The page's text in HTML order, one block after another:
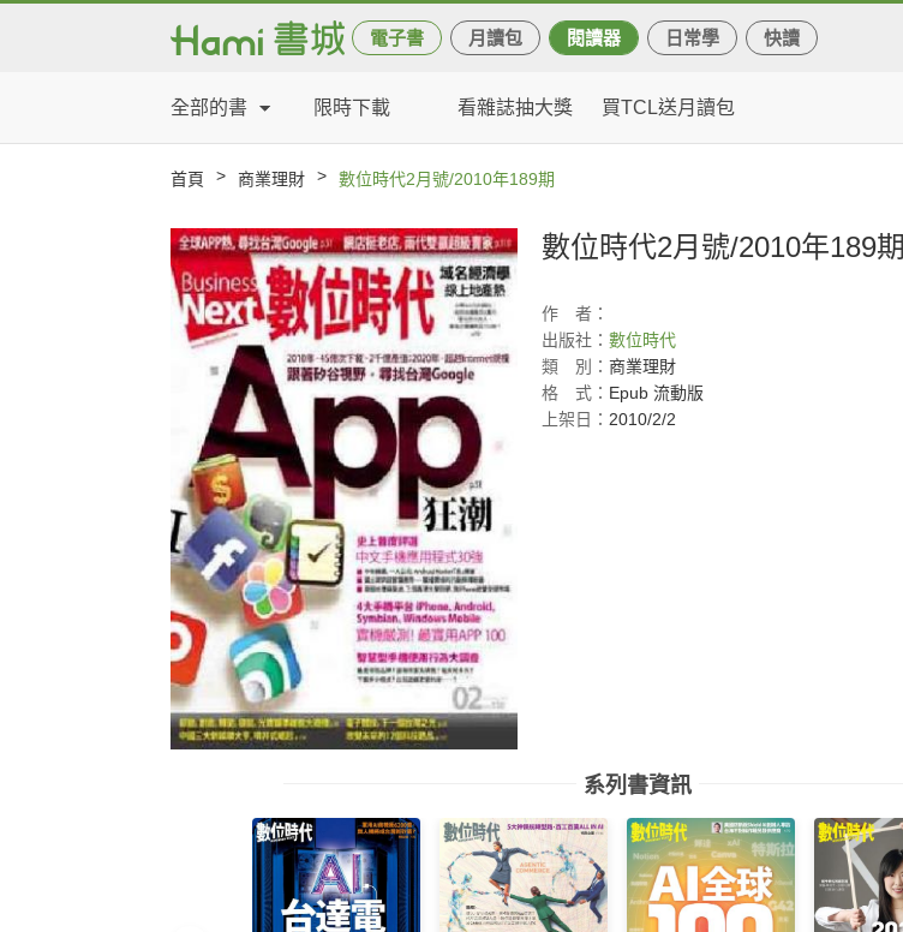
電子書 月讀包 閱讀器 日常學 快讀
全部的書 限時下載 看雜誌抽大獎 買TCL送月讀包
首頁 > 商業理財 > 數位時代2月號/2010年189期
數位時代2月號/2010年189期
作
者：
出版社： 數位時代
類
別： 商業理財
格
式： Epub 流動版
上架日： 2010/2/2
系列書資訊